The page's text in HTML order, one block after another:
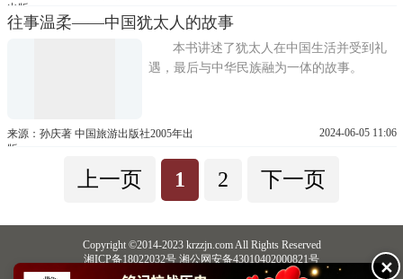
日本驻立陶宛的领事杉原千亩不顾上级禁令
给近2000名波兰犹太难民签发过境签证，使
之得以逃脱纳粹的捕杀;描写德国
出版
往事温柔——中国犹太人的故事
本书讲述了犹太人在中国生活并受到礼
遇，最后与中华民族融为一体的故事。
来源：孙庆著 中国旅游出版社2005年出
版
2024-06-05 11:06
上一页 1 2 下一页
Copyright ©2014-2023 krzzjn.com All Rights Reserved
湘ICP备18022032号 湘公网安备43010402000821号
中央网信办违法和不良信息举报中心
长沙市互联网违法和不良信息举报中心✕